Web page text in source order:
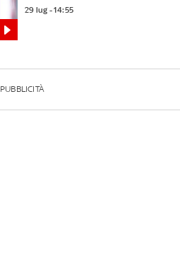
29 lug - 14:55
PUBBLICITÀ